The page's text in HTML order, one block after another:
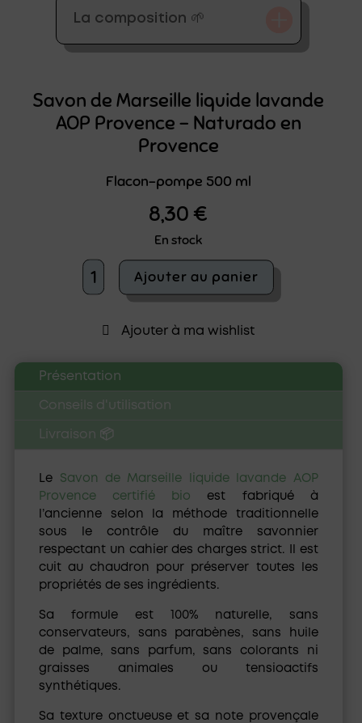
La composition 🌱
Savon de Marseille liquide lavande
AOP Provence – Naturado en
Provence
Flacon-pompe 500 ml
8,30€
En stock
quantité
de
Marseille
lavande
AOP
Naturado
Ajouter au panier
Ajouter à ma wishlist
Présentation
Conseils d'utilisation
Livraison 📦
Le Savon de Marseille liquide lavande AOP
Provence certifié bioest fabriqué à
l’ancienne selon la méthode traditionnelle
sous le contrôle du maître savonnier
respectant un cahier des charges strict. Il est
cuit au chaudron pour préserver toutes les
propriétés de ses ingrédients.
Sa formule est
100% naturelle, sans
conservateurs, sans parabènes, sans huile
de palme, sans parfum, sans colorants ni
graisses animales ou tensioactifs
synthétiques.
Sa texture onctueuse et sa note provençale